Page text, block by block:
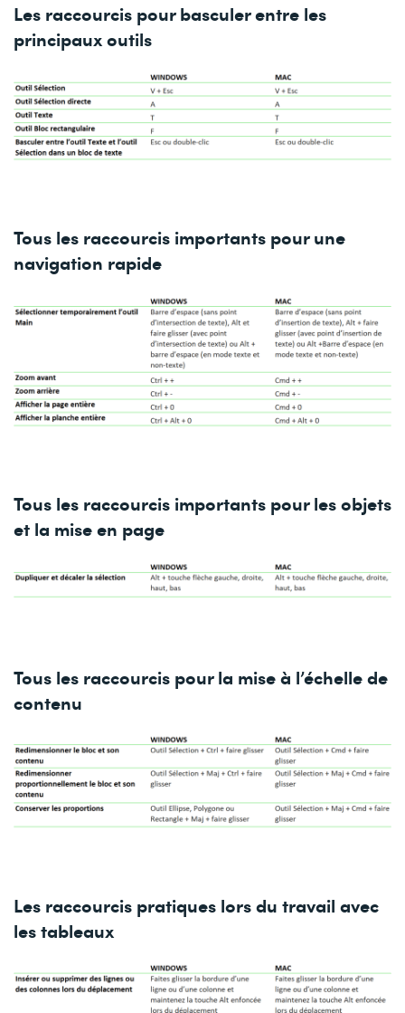
Les raccourcis pour basculer entre les
principaux outils
Tous les raccourcis importants pour une
navigation rapide
Tous les raccourcis importants pour les objets
et la mise en page
Tous les raccourcis pour la mise à l’échelle de
contenu
Les raccourcis pratiques lors du travail avec
les tableaux